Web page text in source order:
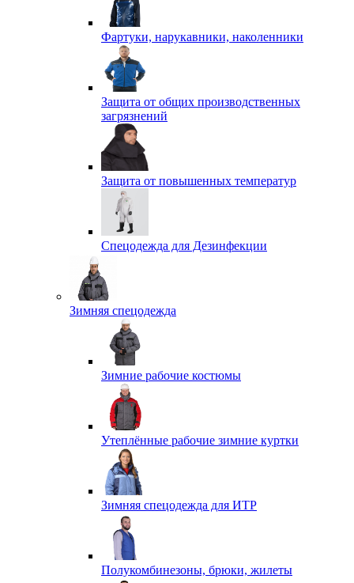
Фартуки, нарукавники, наколенники
Защита от общих производственных
загрязнений
Защита от повышенных температур
Спецодежда для Дезинфекции
Зимняя спецодежда
Зимние рабочие костюмы
Утеплённые рабочие зимние куртки
Зимняя спецодежда для ИТР
Полукомбинезоны, брюки, жилеты